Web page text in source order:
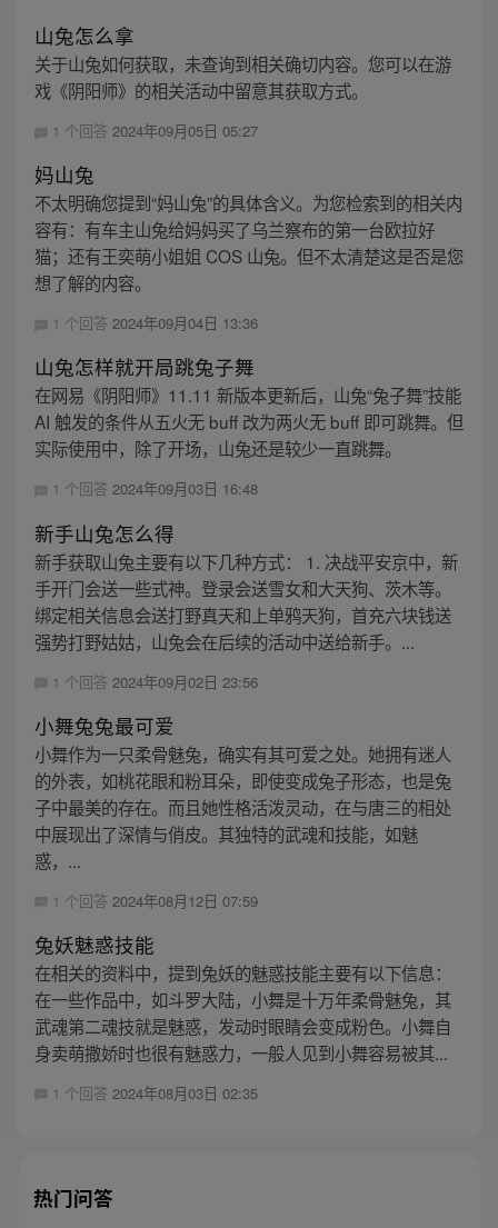
山兔怎么拿
关于山兔如何获取，未查询到相关确切内容。您可以在游
戏《阴阳师》的相关活动中留意其获取方式。
1 个回答 2024年09月05日 05:27
妈山兔
不太明确您提到“妈山兔”的具体含义。为您检索到的相关内
容有：有车主山兔给妈妈买了乌兰察布的第一台欧拉好
猫；还有王奕萌小姐姐 COS 山兔。但不太清楚这是否是您
想了解的内容。
1 个回答 2024年09月04日 13:36
山兔怎样就开局跳兔子舞
在网易《阴阳师》11.11 新版本更新后，山兔“兔子舞”技能
AI 触发的条件从五火无 buff 改为两火无 buff 即可跳舞。但
实际使用中，除了开场，山兔还是较少一直跳舞。
1 个回答 2024年09月03日 16:48
新手山兔怎么得
新手获取山兔主要有以下几种方式： 1. 决战平安京中，新
手开门会送一些式神。登录会送雪女和大天狗、茨木等。
绑定相关信息会送打野真天和上单鸦天狗，首充六块钱送
强势打野姑姑，山兔会在后续的活动中送给新手。...
1 个回答 2024年09月02日 23:56
小舞兔兔最可爱
小舞作为一只柔骨魅兔，确实有其可爱之处。她拥有迷人
的外表，如桃花眼和粉耳朵，即使变成兔子形态，也是兔
子中最美的存在。而且她性格活泼灵动，在与唐三的相处
中展现出了深情与俏皮。其独特的武魂和技能，如魅
惑，...
1 个回答 2024年08月12日 07:59
兔妖魅惑技能
在相关的资料中，提到兔妖的魅惑技能主要有以下信息：
在一些作品中，如斗罗大陆，小舞是十万年柔骨魅兔，其
武魂第二魂技就是魅惑，发动时眼睛会变成粉色。小舞自
身卖萌撒娇时也很有魅惑力，一般人见到小舞容易被其...
1 个回答 2024年08月03日 02:35
热门问答